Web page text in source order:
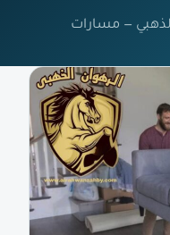
— مسارات